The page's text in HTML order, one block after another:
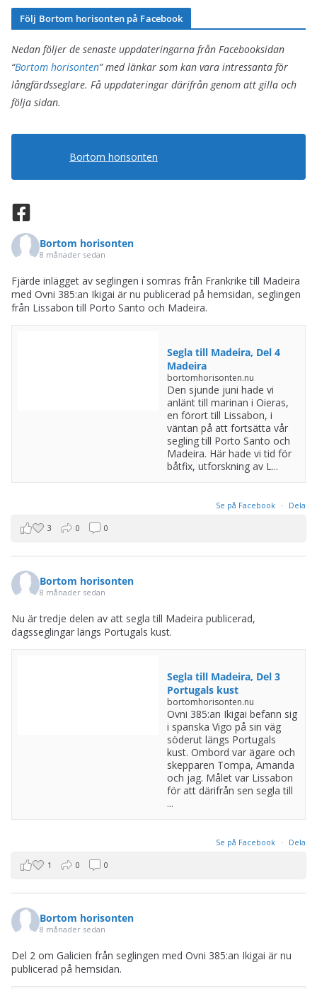
r
k
v
Följ Bortom horisonten på Facebook
Nedan följer de senaste uppdateringarna från Facebooksidan
“Bortom horisonten” med länkar som kan vara intressanta för
långfärdsseglare. Få uppdateringar därifrån genom att gilla och
följa sidan.
Bortom horisonten
Bortom horisonten
8 månader sedan
Fjärde inlägget av seglingen i somras från Frankrike till Madeira
med Ovni 385:an Ikigai är nu publicerad på hemsidan, seglingen
från Lissabon till Porto Santo och Madeira.
Segla till Madeira, Del 4
Madeira
bortomhorisonten.nu
Den sjunde juni hade vi
anlänt till marinan i Oieras,
en förort till Lissabon, i
väntan på att fortsätta vår
segling till Porto Santo och
Madeira. Här hade vi tid för
båtfix, utforskning av L...
Se på Facebook · Dela
3 0 0
Bortom horisonten
8 månader sedan
Nu är tredje delen av att segla till Madeira publicerad,
dagsseglingar längs Portugals kust.
Segla till Madeira, Del 3
Portugals kust
bortomhorisonten.nu
Ovni 385:an Ikigai befann sig
i spanska Vigo på sin väg
söderut längs Portugals
kust. Ombord var ägare och
skepparen Tompa, Amanda
och jag. Målet var Lissabon
för att därifrån sen segla till
...
Se på Facebook · Dela
1 0 0
Bortom horisonten
8 månader sedan
Del 2 om Galicien från seglingen med Ovni 385:an Ikigai är nu
publicerad på hemsidan.